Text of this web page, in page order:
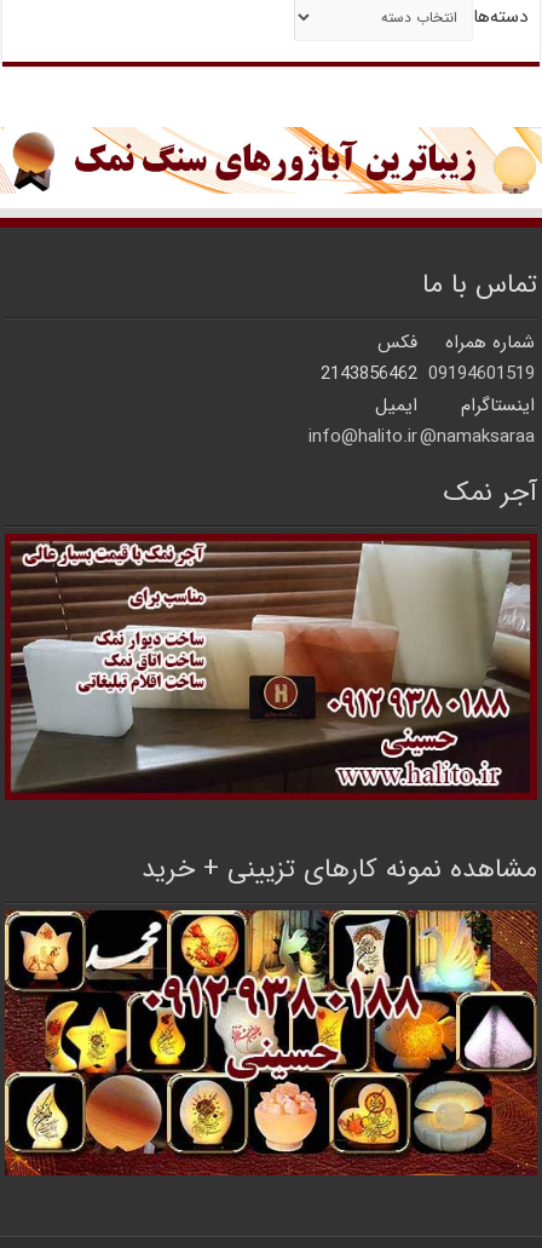
دسته‌ها
تماس با ما
شماره همراه
فکس
09194601519
2143856462
اینستاگرام
ایمیل
namaksaraa@
info@halito.ir
آجر نمک
مشاهده نمونه کارهای تزیینی + خرید